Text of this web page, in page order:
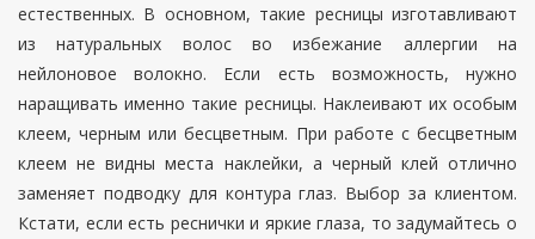
естественных. В основном, такие ресницы изготавливают
из натуральных волос во избежание аллергии на
нейлоновое волокно. Если есть возможность, нужно
наращивать именно такие ресницы. Наклеивают их особым
клеем, черным или бесцветным. При работе с бесцветным
клеем не видны места наклейки, а черный клей отлично
заменяет подводку для контура глаз. Выбор за клиентом.
Кстати, если есть реснички и яркие глаза, то задумайтесь о